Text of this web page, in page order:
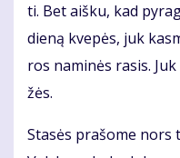
ti. Bet aiš­ku, kad
die­ną kve­pės, juk
ros na­mi­nės ra­sis.
žės.
Sta­sės pra­šo­me